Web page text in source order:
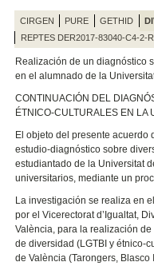
CIRGEN PURE GETHID
REPTES DER2017-83040-C4-2-R
Realización de un diagnóstico
en el alumnado de la
CONTINUACIÓN DEL
ÉTNICO-CULTURALES EN LA
El objeto del presente acuerdo
estudio-diagnóstico sobre
estudiantado de la Universitat
universitarios, mediante un
La investigación se realiza en
por el Vicerectorat d’Igualtat,
València, para la realización
de diversidad (LGTBI y étnico-
de València (Tarongers,